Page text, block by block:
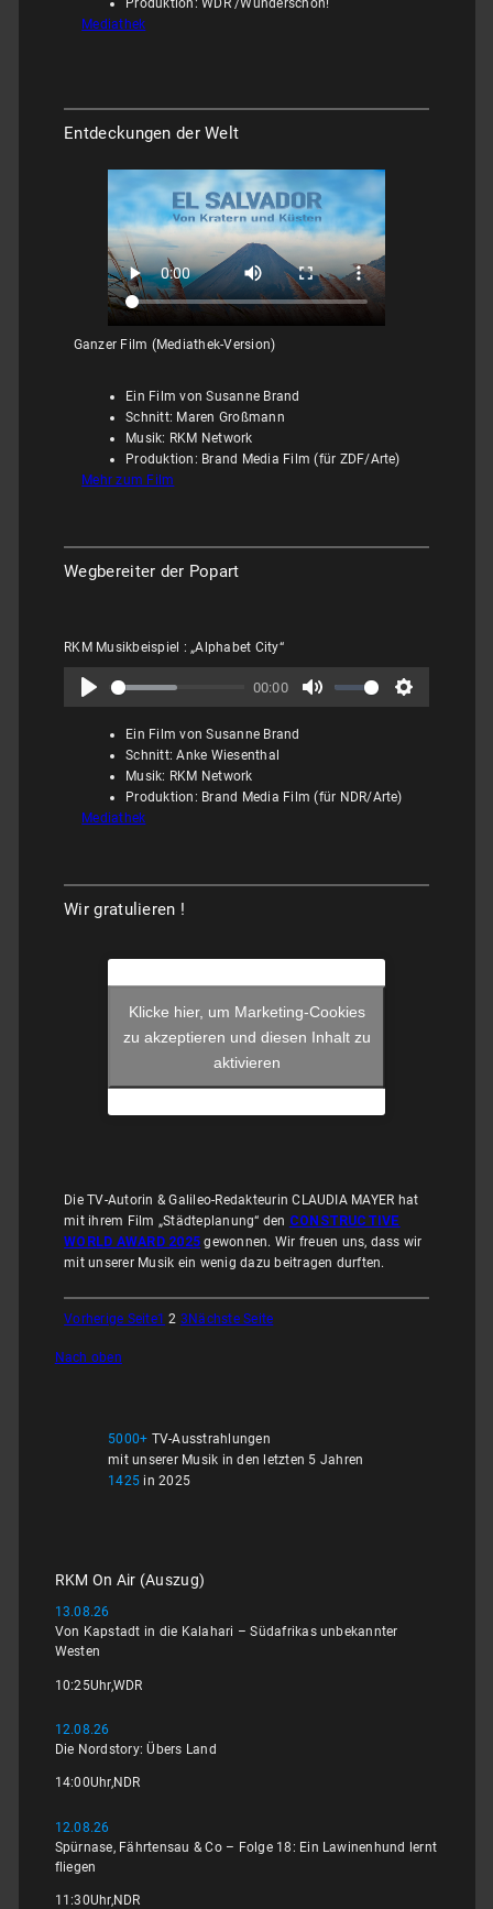
Produktion: WDR /Wunderschön!
Mediathek
Entdeckungen der Welt
Ganzer Film (Mediathek-Version)
Ein Film von Susanne Brand
Schnitt: Maren Großmann
Musik: RKM Network
Produktion: Brand Media Film (für ZDF/Arte)
Mehr zum Film
Wegbereiter der Popart
RKM Musikbeispiel : „Alphabet City“
00:00
Ein Film von Susanne Brand
Schnitt: Anke Wiesenthal
Musik: RKM Network
Produktion: Brand Media Film (für NDR/Arte)
Mediathek
Wir gratulieren !
Klicke hier, um Marketing-Cookies
zu akzeptieren und diesen Inhalt zu
aktivieren
Die TV-Autorin & Galileo-Redakteurin CLAUDIA MAYER hat
mit ihrem Film „Städteplanung“ den CONSTRUCTIVE
WORLD AWARD 2025 gewonnen. Wir freuen uns, dass wir
mit unserer Musik ein wenig dazu beitragen durften.
Vorherige Seite1 2 3 Nächste Seite
Nach oben
5000+ TV-Ausstrahlungen
mit unserer Musik in den letzten 5 Jahren
1425 in 2025
RKM On Air (Auszug)
13.08.26
Von Kapstadt in die Kalahari – Südafrikas unbekannter
Westen
10:25Uhr,WDR
12.08.26
Die Nordstory: Übers Land
14:00Uhr,NDR
12.08.26
Spürnase, Fährtensau & Co – Folge 18: Ein Lawinenhund lernt
fliegen
11:30Uhr,NDR